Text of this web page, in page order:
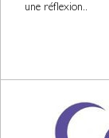
une réflexion..